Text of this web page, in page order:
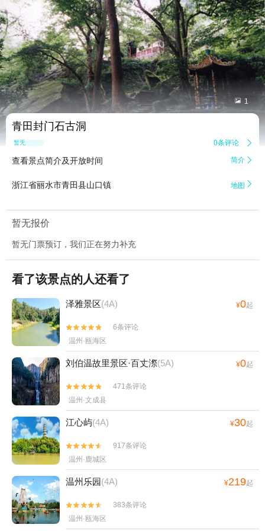
 1
青田封门石古洞
暂无点评 0条评论 
查看景点简介及开放时间 简介 
浙江省丽水市青田县山口镇 地图 
暂无报价
暂无门票预订，我们正在努力补充
看了该景点的人还看了
泽雅景区(4A) ¥0起


6条评论
温州·瓯海区
刘伯温故里景区·百丈漈(5A) ¥0起


471条评论
温州·文成县
江心屿(4A) ¥30起


917条评论
温州·鹿城区
温州乐园(4A) ¥219起


383条评论
温州·瓯海区
